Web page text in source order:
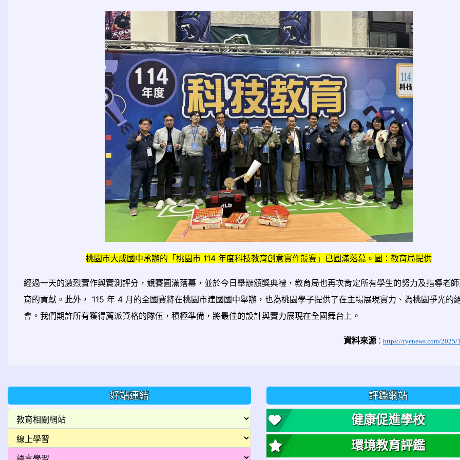
桃園市大成國中承辦的「桃園市 114 年度科技教育創意實作競賽」已圓滿落幕。圖：教育局提供
經過一天的激烈實作與實測評分，競賽圓滿落幕，並於今日舉辦頒獎典禮，教育局也再次肯定所有學生的努力及指導老
育的貢獻。此外， 115 年 4 月的全國賽將在桃園市建國國中舉辦，也為桃園學子提供了在主場展現實力、為桃園爭光的
會。我們期許所有獲得薦派資格的隊伍，積極準備，將最佳的設計與實力展現在全國舞台上。
資料來源 ： https://tyenews.com/2025/
好站連結 評鑑網站
健康促進學校
環境教育評鑑